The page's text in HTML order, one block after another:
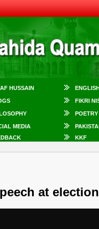
HUSSAIN
FIKRI
POETRY
MEDIA
KKF
at